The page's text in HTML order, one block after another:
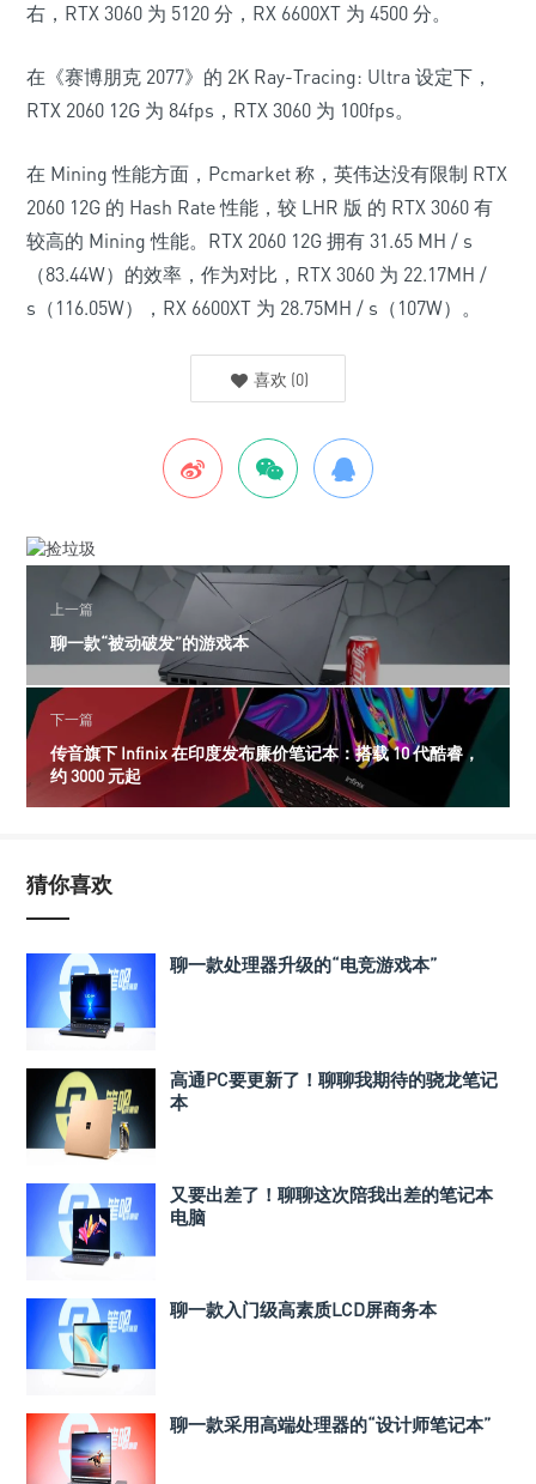
右，RTX 3060 为 5120 分，RX 6600XT 为 4500 分。
在《赛博朋克 2077》的 2K Ray-Tracing: Ultra 设定下，
RTX 2060 12G 为 84fps，RTX 3060 为 100fps。
在 Mining 性能方面，Pcmarket 称，英伟达没有限制 RTX
2060 12G 的 Hash Rate 性能，较 LHR 版 的 RTX 3060 有
较高的 Mining 性能。RTX 2060 12G 拥有 31.65 MH / s
（83.44W）的效率，作为对比，RTX 3060 为 22.17MH /
s（116.05W），RX 6600XT 为 28.75MH / s（107W）。
喜欢 (0)
上一篇
聊一款“被动破发”的游戏本
下一篇
传音旗下 Infinix 在印度发布廉价笔记本：搭载 10 代酷睿，
约 3000 元起
猜你喜欢
聊一款处理器升级的“电竞游戏本”
高通PC要更新了！聊聊我期待的骁龙笔记
本
又要出差了！聊聊这次陪我出差的笔记本
电脑
聊一款入门级高素质LCD屏商务本
聊一款采用高端处理器的“设计师笔记本”